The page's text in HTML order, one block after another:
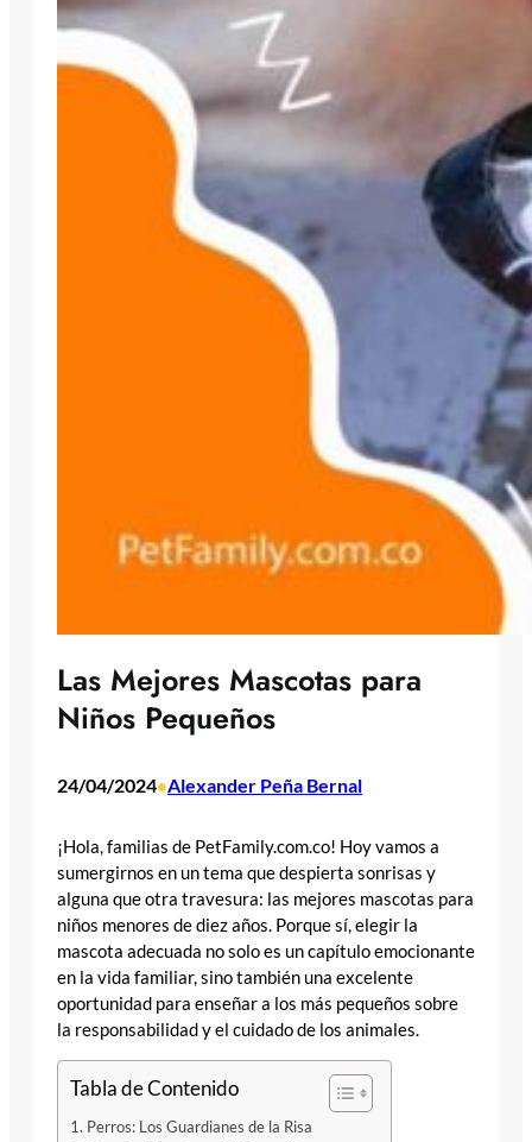
Las Mejores Mascotas para
Niños Pequeños
24/04/2024•Alexander Peña Bernal
¡Hola, familias de PetFamily.com.co! Hoy vamos a
sumergirnos en un tema que despierta sonrisas y
alguna que otra travesura: las mejores mascotas para
niños menores de diez años. Porque sí, elegir la
mascota adecuada no solo es un capítulo emocionante
en la vida familiar, sino también una excelente
oportunidad para enseñar a los más pequeños sobre
la responsabilidad y el cuidado de los animales.
Tabla de Contenido
Perros: Los Guardianes de la Risa